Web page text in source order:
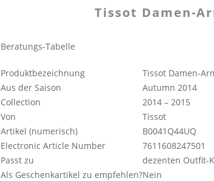
Tissot Damen-
Beratungs-Tabelle
Produktbezeichnung
Tissot Damen-
Aus der Saison
Autumn 2014
Collection
2014 – 2015
Von
Tissot
Artikel (numerisch)
B0041Q44UQ
Electronic Article Number
7611608247501
Passt zu
dezenten Outfit-
Als Geschenkartikel zu empfehlen?Nein